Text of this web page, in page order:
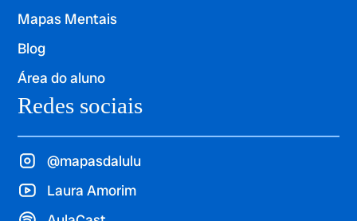
Mapas Mentais
Blog
Área do aluno
Redes sociais
@mapasdalulu
Laura Amorim